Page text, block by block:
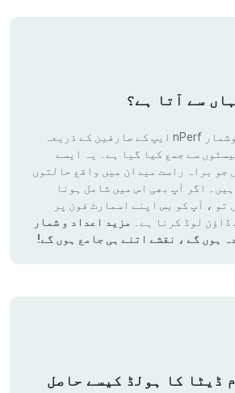
سے آتا ہے؟
یہ اعدادوشمار nPerf ایپ کے صارفین کے ذریعہ
سے جمع کیا گیا ہے۔ یہ ایسے
جو براہ راست میدان میں واقع حالتوں
اگر آپ بھی اس میں شامل ہونا
تو ، آپ کو بس اپنے اسمارٹ فون پر
مزید اعداد و شمار
ہوں گے ، نقشے اتنے ہی جامع ہوں گے!
ڈیٹا کا ہولڈ کیسے حاصل